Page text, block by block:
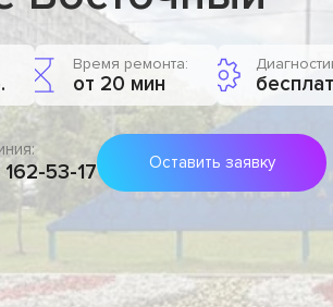
Время ремонта:
от 20 мин
53-17 Оставить заявку